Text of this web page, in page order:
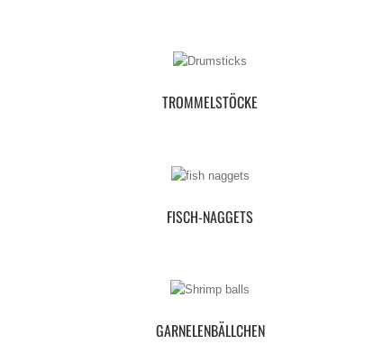
TROMMELSTÖCKE
FISCH-NAGGETS
GARNELENBÄLLCHEN